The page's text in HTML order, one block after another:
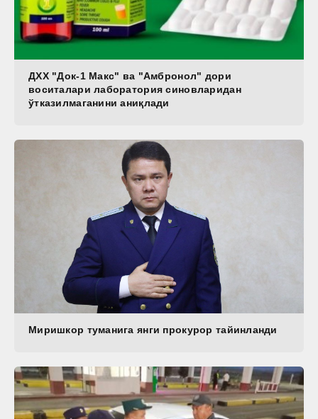
ДХХ "Док-1 Макс" ва "Амбронол" дори
воситалари лаборатория синовларидан
ўтказилмаганини аниқлади
Миришкор туманига янги прокурор тайинланди